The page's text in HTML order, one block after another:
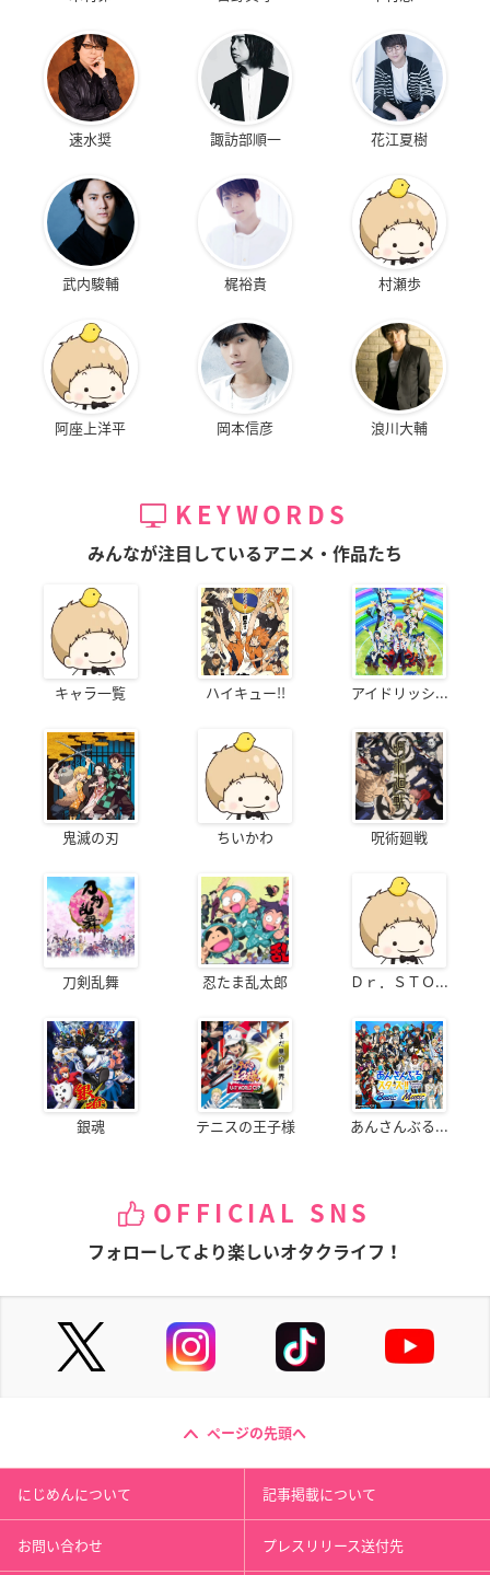
速水奨 諏訪部順一 花江夏樹
武内駿輔 梶裕貴 村瀬歩
阿座上洋平 岡本信彦 浪川大輔
KEYWORDS
みんなが注目しているアニメ・作品たち
キャラ一覧 ハイキュー!! アイドリッシ...
鬼滅の刃 ちいかわ 呪術廻戦
刀剣乱舞 忍たま乱太郎 Ｄｒ．ＳＴＯ...
銀魂 テニスの王子様 あんさんぶる...
OFFICIAL SNS
フォローしてより楽しいオタクライフ！
ページの先頭へ
にじめんについて 記事掲載について
お問い合わせ プレスリリース送付先